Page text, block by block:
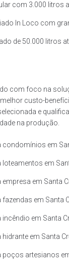
com 3.000 litros
In Loco com
de 50.000 litros
com foco na
custo-
e
na produção.
em
em
em Santa
em Santa
em Santa
em Santa
artesianos